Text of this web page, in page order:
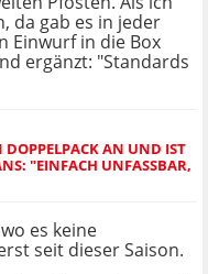
da gab es in jeder
Einwurf in die Box
ergänzt: "Standards
AN UND IST
"EINFACH UNFASSBAR,
es keine
seit dieser Saison.